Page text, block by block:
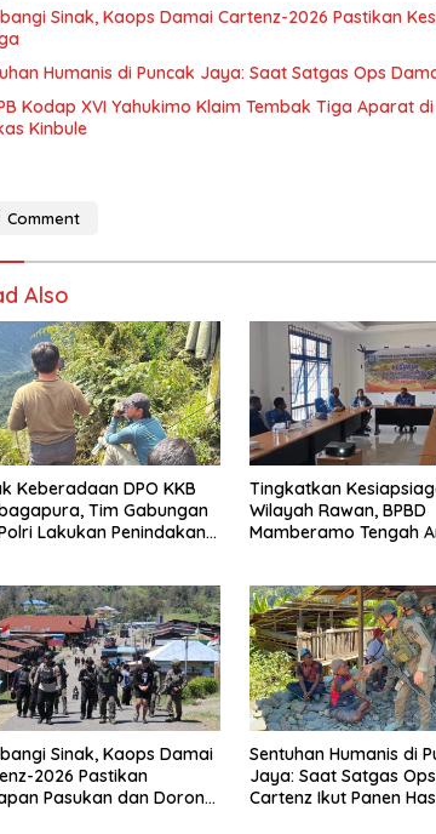
Sinak, Kaops Damai Cartenz-2026 Pastikan
Humanis di Puncak Jaya: Saat Satgas Ops
Kodap XVI Yahukimo Klaim Tembak Tiga Aparat
Kinbule
Comment
Also
Keberadaan DPO KKB
Tim Gabungan
Lakukan Penindakan
Tingkatkan
Wilayah Rawan, BPBD
Mamberamo Tengah
Sinak, Kaops Damai
2026 Pastikan
Pasukan dan Dorong
Sentuhan Humanis di
Jaya: Saat Satgas
Cartenz Ikut Panen